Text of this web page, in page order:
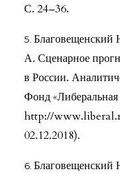
С. 24–36.
А. Сценарное
в России.
Фонд
http://
02.12.2018).